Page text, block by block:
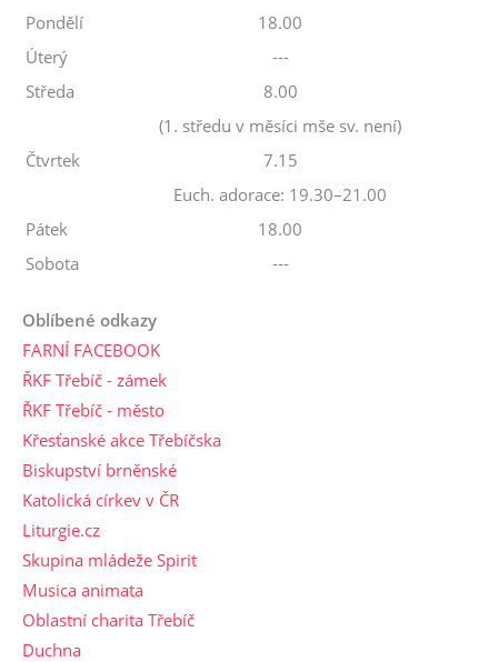
Pondělí
18.00
Úterý
---
Středa
8.00
(1. středu v měsíci mše sv. není)
Čtvrtek
7.15
Euch. adorace: 19.30–21.00
Pátek
18.00
Sobota
---
Oblíbené odkazy
FARNÍ FACEBOOK
ŘKF Třebíč - zámek
ŘKF Třebíč - město
Křesťanské akce Třebíčska
Biskupství brněnské
Katolická církev v ČR
Liturgie.cz
Skupina mládeže Spirit
Musica animata
Oblastní charita Třebíč
Duchna